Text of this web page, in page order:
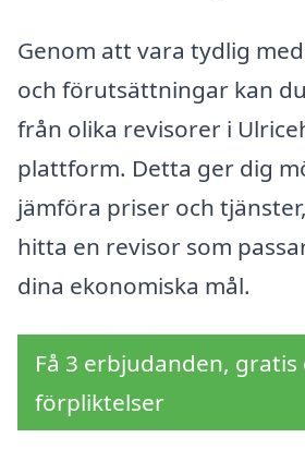
Genom att vara tydlig
och förutsättningar kan
från olika revisorer i
plattform. Detta ger dig
jämföra priser och
hitta en revisor som
dina ekonomiska mål.
Få 3 erbjudanden,
förpliktelser